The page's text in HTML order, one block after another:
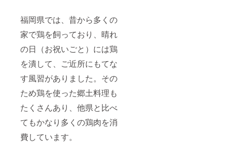
福岡県では、昔から多くの
家で鶏を飼っており、晴れ
の日（お祝いごと）には鶏
を潰して、ご近所にもてな
す風習がありました。その
ため鶏を使った郷土料理も
たくさんあり、他県と比べ
てもかなり多くの鶏肉を消
費しています。